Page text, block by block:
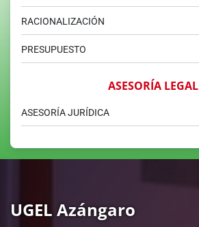
RACIONALIZACIÓN
PRESUPUESTO
ASESORÍA LEGAL
ASESORÍA JURÍDICA
UGEL Azángaro